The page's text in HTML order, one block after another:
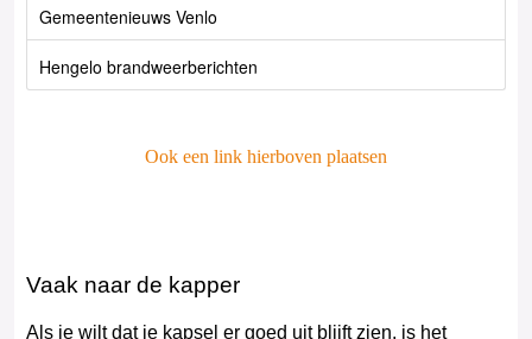
Gemeentenieuws Venlo
Hengelo brandweerberichten
Ook een link hierboven plaatsen
Vaak naar de kapper
Als je wilt dat je kapsel er goed uit blijft zien, is het